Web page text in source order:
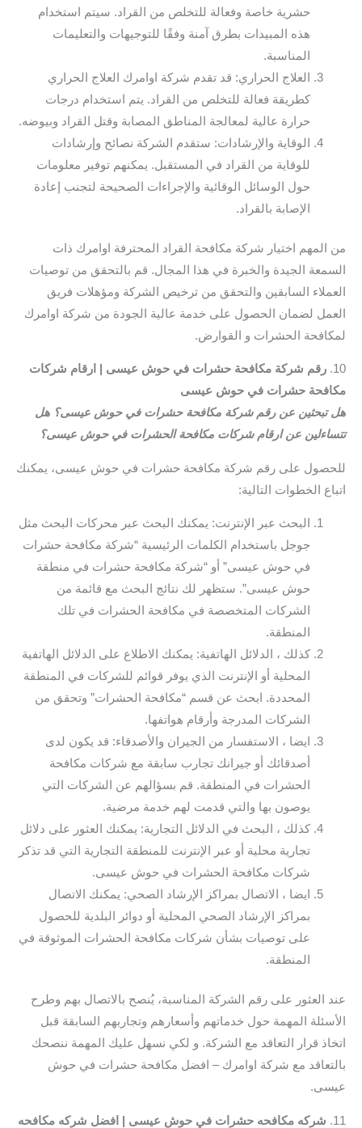
حشرية خاصة وفعالة للتخلص من القراد. سيتم استخدام
هذه المبيدات بطرق آمنة وفقًا للتوجيهات والتعليمات
المناسبة.
العلاج الحراري: قد تقدم شركة اوامرك العلاج الحراري
كطريقة فعالة للتخلص من القراد. يتم استخدام درجات
حرارة عالية لمعالجة المناطق المصابة وقتل القراد وبيوضه.
الوقاية والإرشادات: ستقدم الشركة نصائح وإرشادات
للوقاية من القراد في المستقبل. يمكنهم توفير معلومات
حول الوسائل الوقائية والإجراءات الصحيحة لتجنب إعادة
الإصابة بالقراد.
من المهم اختيار شركة مكافحة القراد المحترفة اوامرك ذات
السمعة الجيدة والخبرة في هذا المجال. قم بالتحقق من توصيات
العملاء السابقين والتحقق من ترخيص الشركة ومؤهلات فريق
العمل لضمان الحصول على خدمة عالية الجودة من شركة اوامرك
لمكافحة الحشرات و القوارض.
10. رقم شركة مكافحة حشرات في حوش عيسى | ارقام شركات
مكافحة حشرات في حوش عيسى
هل تبحثين عن رقم شركة مكافحة حشرات في حوش عيسى؟ هل
تتساءلين عن ارقام شركات مكافحة الحشرات في حوش عيسى؟
للحصول على رقم شركة مكافحة حشرات في حوش عيسى، يمكنك
اتباع الخطوات التالية:
البحث عبر الإنترنت: يمكنك البحث عبر محركات البحث مثل
جوجل باستخدام الكلمات الرئيسية “شركة مكافحة حشرات
في حوش عيسى” أو “شركة مكافحة حشرات في منطقة
حوش عيسى”. ستظهر لك نتائج البحث مع قائمة من
الشركات المتخصصة في مكافحة الحشرات في تلك
المنطقة.
كذلك ، الدلائل الهاتفية: يمكنك الاطلاع على الدلائل الهاتفية
المحلية أو الإنترنت الذي يوفر قوائم للشركات في المنطقة
المحددة. ابحث عن قسم “مكافحة الحشرات” وتحقق من
الشركات المدرجة وأرقام هواتفها.
ايضا ، الاستفسار من الجيران والأصدقاء: قد يكون لدى
أصدقائك أو جيرانك تجارب سابقة مع شركات مكافحة
الحشرات في المنطقة. قم بسؤالهم عن الشركات التي
يوصون بها والتي قدمت لهم خدمة مرضية.
كذلك ، البحث في الدلائل التجارية: يمكنك العثور على دلائل
تجارية محلية أو عبر الإنترنت للمنطقة التجارية التي قد تذكر
شركات مكافحة الحشرات في حوش عيسى.
ايضا ، الاتصال بمراكز الإرشاد الصحي: يمكنك الاتصال
بمراكز الإرشاد الصحي المحلية أو دوائر البلدية للحصول
على توصيات بشأن شركات مكافحة الحشرات الموثوقة في
المنطقة.
عند العثور على رقم الشركة المناسبة، يُنصح بالاتصال بهم وطرح
الأسئلة المهمة حول خدماتهم وأسعارهم وتجاربهم السابقة قبل
اتخاذ قرار التعاقد مع الشركة. و لكي نسهل عليك المهمة ننصحك
بالتعاقد مع شركة اوامرك – افضل مكافحة حشرات في حوش
عيسى.
11.
شركه مكافحه حشرات في حوش عيسى | افضل شركه مكافحه